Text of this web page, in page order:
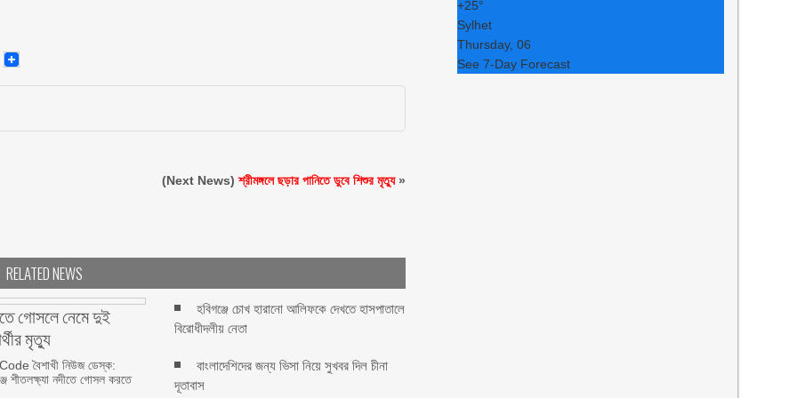
Email
(Next News)শ্রীমঙ্গলে ছড়ার পানিতে ডুবে শিশুর মৃত্যু»
RELATED NEWS
গোসলে নেমে দুই
মৃত্যু
বৈশাখী নিউজ ডেস্ক:
শীতলক্ষ্যা নদীতে গোসল করতে
হবিগঞ্জে চোখ হারানো আলিফকে দেখতে হাসপাতালে
বিরোধীদলীয় নেতা
বাংলাদেশিদের জন্য ভিসা নিয়ে সুখবর দিল চীনা
দূতাবাস
+25°
Sylhet
Thursday, 06
See 7-Day Forecast